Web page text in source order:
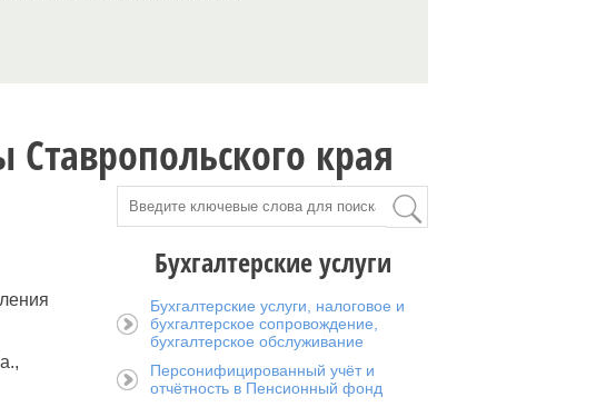
края
Бухгалтерские услуги
Бухгалтерские услуги, налоговое и
бухгалтерское сопровождение,
бухгалтерское обслуживание
Персонифицированный учёт и
отчётность в Пенсионный фонд